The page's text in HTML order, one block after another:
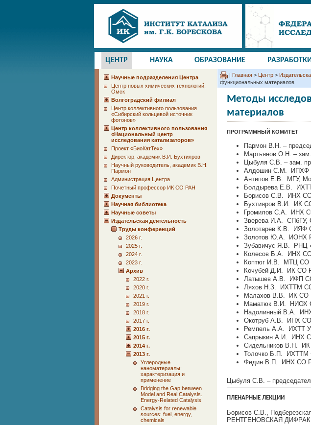
ЦЕНТР НАУКА ОБРАЗОВАНИЕ РАЗРАБОТКИ
Научные подразделения Центра
Центр новых химических технологий,
Омск
Волгоградский филиал
Центр коллективного пользования
«Сибирский кольцевой источник
фотонов»
Центр коллективного пользования
«Национальный центр
исследования катализаторов»
Проект «БиоКатТех»
Директор, академик В.И. Бухтияров
Научный руководитель, академик В.Н.
Пармон
Администрация Центра
Почетный профессор ИК СО РАН
Документы
Научная библиотека
Научные советы
Издательская деятельность
Труды конференций
2026 г.
2025 г.
2024 г.
2023 г.
Архив
2022 г.
2020 г.
2021 г.
2019 г.
2018 г.
2017 г.
2016 г.
2015 г.
2014 г.
2013 г.
Углеродные
наноматериалы:
характеризация и
применение
Bridging the Gap between
Model and Real Catalysis.
Energy-Related Catalysis
Catalysis for renewable
sources: fuel, energy,
chemicals
| Главная > Центр >
функциональных материалов
Методы
материалов
ПРОГРАММНЫЙ КОМИТЕТ
Пармон В.Н. –
Мартьянов О.Н. –
Цыбуля С.В. – зам.
Алдошин С.М. ИПХФ
Антипов Е.В. МГУ,
Болдырева Е.В.
Борисов С.В. ИНХ
Бухтияров В.И. ИК
Громилов С.А. ИНХ
Зверева И.А. СПбГУ,
Золотарев К.В. ИЯФ
Золотов Ю.А. ИОНХ
Зубавичус Я.В. РНЦ
Колесов Б.А. ИНХ
Коптюг И.В. МТЦ СО
Кочубей Д.И. ИК СО
Латышев А.В. ИФП
Ляхов Н.З. ИХТТМ
Малахов В.В. ИК СО
Маматюк В.И. НИОХ
Надолинный В.А.
Окотруб А.В. ИНХ СО
Ремпель А.А. ИХТТ
Сапрыкин А.И. ИНХ
Сидельников В.Н.
Толочко Б.П. ИХТТМ
Федин В.П. ИНХ СО
Цыбуля С.В. –
ПЛЕНАРНЫЕ ЛЕКЦИИ
Борисов С.В.,
РЕНТГЕНОВСКАЯ